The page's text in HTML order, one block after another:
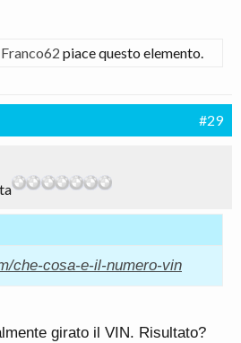
Franco62 piace questo elemento.
#29
che-cosa-e-il-numero-vin
girato il VIN. Risultato?